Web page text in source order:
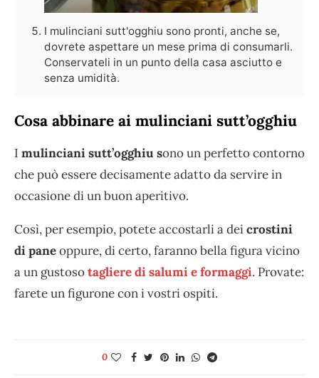
I mulinciani sutt'ogghiu sono pronti, anche se,
dovrete aspettare un mese prima di consumarli.
Conservateli in un punto della casa asciutto e
senza umidità.
Cosa abbinare ai mulinciani sutt’ogghiu
I mulinciani sutt’ogghiu sono un perfetto contorno
che può essere decisamente adatto da servire in
occasione di un buon aperitivo.
Così, per esempio, potete accostarli a deicrostini
di paneoppure, di certo, faranno bella figura vicino
a un gustosotagliere di salumi e formaggi. Provate:
farete un figurone con i vostri ospiti.
0